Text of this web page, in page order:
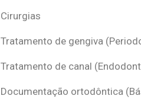
Cirurgias
Tratamento de gengiva
Tratamento de canal
Documentação ortodôntica